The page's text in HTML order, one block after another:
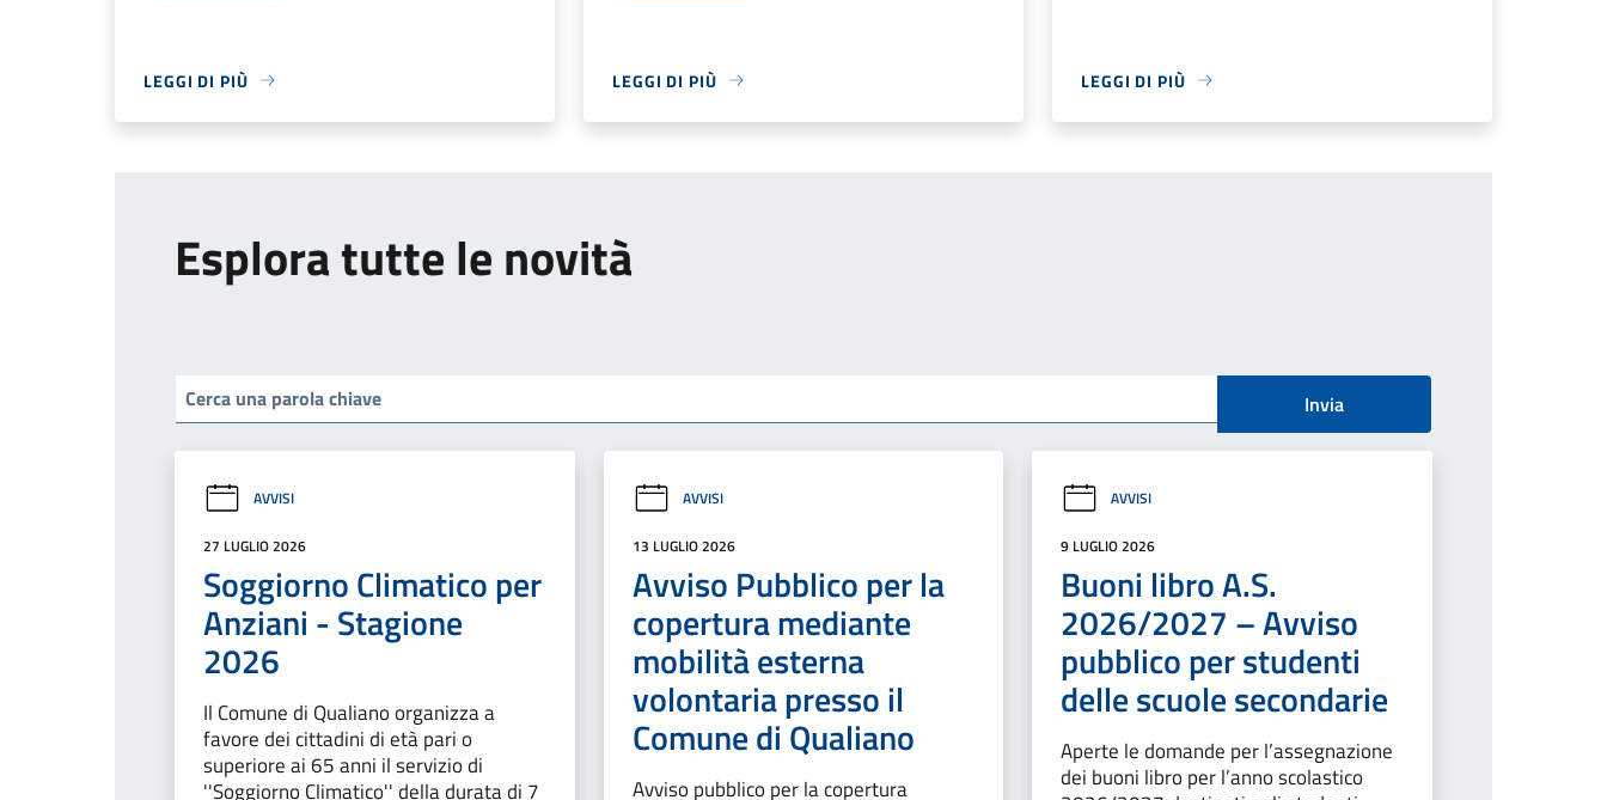
LEGGI DI PIÙ LEGGI DI PIÙ LEGGI DI PIÙ
Esplora tutte le novità
Invia
AVVISI
27 LUGLIO 2026
Soggiorno Climatico per
Anziani - Stagione
2026
Il Comune di Qualiano organizza a
favore dei cittadini di età pari o
superiore ai 65 anni il servizio di
''Soggiorno Climatico'' della durata di 7
AVVISI
13 LUGLIO 2026
Avviso Pubblico per la
copertura mediante
mobilità esterna
volontaria presso il
Comune di Qualiano
Avviso pubblico per la copertura
AVVISI
9 LUGLIO 2026
Buoni libro A.S.
2026/2027 – Avviso
pubblico per studenti
delle scuole secondarie
Aperte le domande per l’assegnazione
dei buoni libro per l’anno scolastico